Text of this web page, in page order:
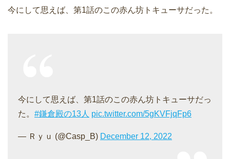
今にして思えば、第1話のこの赤ん坊トキューサだった。
今にして思えば、第1話のこの赤ん坊トキューサだっ
た。 #鎌倉殿の13人 pic.twitter.com/5gKVFjqFp6
— Ｒｙｕ (@Casp_B) December 12, 2022